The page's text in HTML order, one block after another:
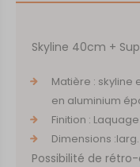
Skyline 40cm +
Matière : skyline
en aluminium
Finition :
Dimensions
Possibilité de rétro-